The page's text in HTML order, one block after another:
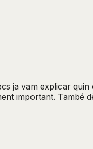
ja vam explicar
important. També